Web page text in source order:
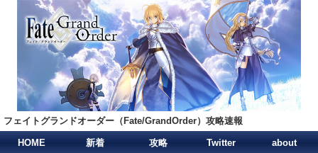
フェイトグランドオーダー（Fate/GrandOrder）攻略速報
HOME 新着 攻略 Twitter about